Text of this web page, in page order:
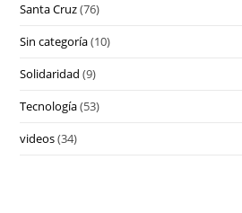
Santa Cruz(76)
Sin categoría(10)
Solidaridad (9)
Tecnología(53)
videos(34)